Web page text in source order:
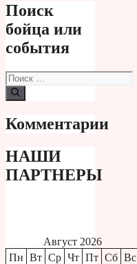
Поиск
бойца или
события
Поиск:
Комментарии
НАШИ
ПАРТНЕРЫ
Август 2026
Пн Вт Ср Чт Пт Сб Вс